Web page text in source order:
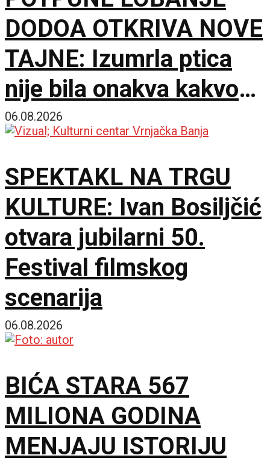
DODOA OTKRIVA NOVE
TAJNE: Izumrla ptica
nije bila onakva kakvom
je zamišljamo
06.08.2026
SPEKTAKL NA TRGU
KULTURE: Ivan Bosiljčić
otvara jubilarni 50.
Festival filmskog
scenarija
06.08.2026
BIĆA STARA 567
MILIONA GODINA
MENJAJU ISTORIJU